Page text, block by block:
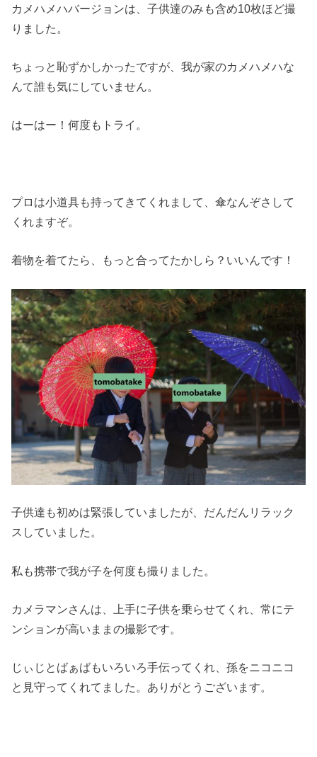
カメハメハバージョンは、子供達のみも含め10枚ほど撮
りました。
ちょっと恥ずかしかったですが、我が家のカメハメハな
んて誰も気にしていません。
はーはー！何度もトライ。
プロは小道具も持ってきてくれまして、傘なんぞさして
くれますぞ。
着物を着てたら、もっと合ってたかしら？いいんです！
子供達も初めは緊張していましたが、だんだんリラック
スしていました。
私も携帯で我が子を何度も撮りました。
カメラマンさんは、上手に子供を乗らせてくれ、常にテ
ンションが高いままの撮影です。
じぃじとばぁばもいろいろ手伝ってくれ、孫をニコニコ
と見守ってくれてました。ありがとうございます。